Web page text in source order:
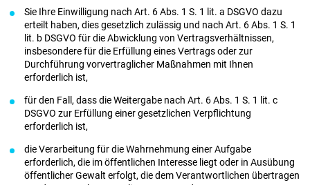
Sie Ihre Einwilligung nach Art. 6 Abs. 1 S. 1 lit. a DSGVO dazu
erteilt haben, dies gesetzlich zulässig und nach Art. 6 Abs. 1 S. 1
lit. b DSGVO für die Abwicklung von Vertragsverhältnissen,
insbesondere für die Erfüllung eines Vertrags oder zur
Durchführung vorvertraglicher Maßnahmen mit Ihnen
erforderlich ist,
für den Fall, dass die Weitergabe nach Art. 6 Abs. 1 S. 1 lit. c
DSGVO zur Erfüllung einer gesetzlichen Verpflichtung
erforderlich ist,
die Verarbeitung für die Wahrnehmung einer Aufgabe
erforderlich, die im öffentlichen Interesse liegt oder in Ausübung
öffentlicher Gewalt erfolgt, die dem Verantwortlichen übertragen